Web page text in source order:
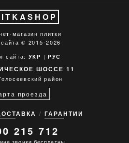
магазин плитки
© 2015-2026
сайта: УКР | РУС
ШОССЕ 11
район
проезда
ГАРАНТИИ
215 712
звонки бесплатны